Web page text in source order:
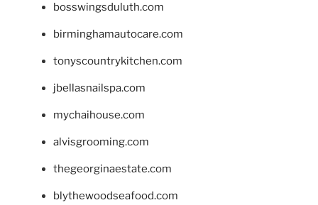
bosswingsduluth.com
birminghamautocare.com
tonyscountrykitchen.com
jbellasnailspa.com
mychaihouse.com
alvisgrooming.com
thegeorginaestate.com
blythewoodseafood.com